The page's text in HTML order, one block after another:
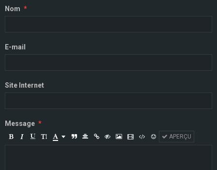
Nom
E-mail
Site Internet
Message
APERÇU